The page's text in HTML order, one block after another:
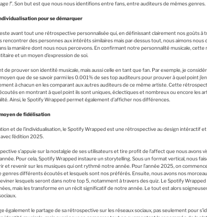
!”. Son but est que nous nous identifions entre fans, entre auditeurs de mêmes genres.
pour se démarquer
avant tout une rétrospective personnalisée qui, en définissant clairement nos goûts à
rencontrer des personnes aux intérêts similaires mais par-dessus tout, nous aimons
la manière dont nous nous percevons. En confirmant notre personnalité musicale, cette
et un moyen d’expression de soi.
de prouver son identité musicale, mais aussi celle en tant que fan. Par exemple, je
que de se savoir parmi les 0.001% de ses top auditeurs pour prouver à quel point
à chacun en les comparant aux autres auditeurs de ce même artiste. Cette
en montrant à quel point ils sont uniques, éclectiques et nombreux ou encore les
Ainsi, le Spotify Wrapped permet également d’afficher nos différences.
de fidélisation
et de l’individualisation, le Spotify Wrapped est une rétrospective au design intéractif
l’édition 2025.
s’appuie sur la nostalgie de ses utilisateurs et tire profit de l’affect que nous avons
Pour cela, Spotify Wrapped instaure un storytelling. Sous un format vertical, nous
et revenir sur les musiques qui ont rythmé notre année. Pour l’année 2025, on
genres différents écoutés et lesquels sont nos préférés. Ensuite, nous avons nos
lesquels seront dans notre top 5, notamment à travers des quiz. Le Spotify
mais les transforme en un récit significatif de notre année. Le tout est alors
également le partage de sa rétrospective sur les réseaux sociaux, pas seulement pour